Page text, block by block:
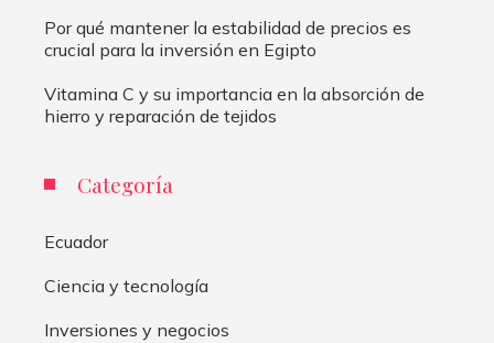
Por qué mantener la estabilidad de precios es
crucial para la inversión en Egipto
Vitamina C y su importancia en la absorción de
hierro y reparación de tejidos
Categoría
Ecuador
Ciencia y tecnología
Inversiones y negocios